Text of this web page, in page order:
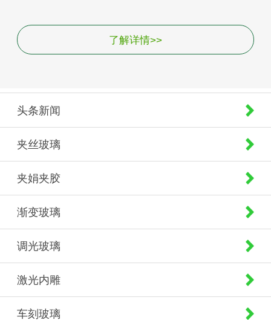
了解详情>>
头条新闻
夹丝玻璃
夹娟夹胶
渐变玻璃
调光玻璃
激光内雕
车刻玻璃